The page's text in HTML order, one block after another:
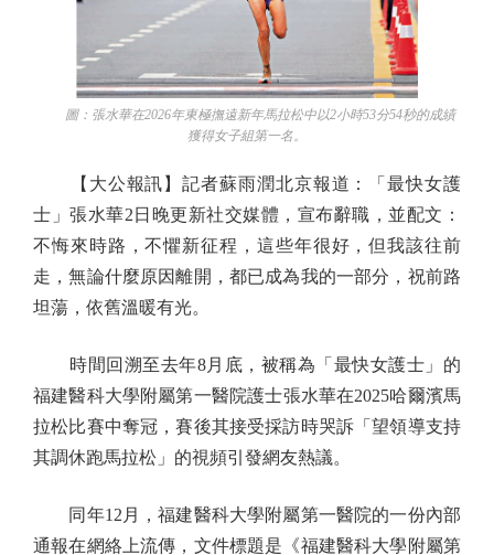
圖：張水華在2026年東極撫遠新年馬拉松中以2小時53分54秒的成績
獲得女子組第一名。
【大公報訊】記者蘇雨潤北京報道：「最快女護
士」張水華2日晚更新社交媒體，宣布辭職，並配文：
不悔來時路，不懼新征程，這些年很好，但我該往前
走，無論什麼原因離開，都已成為我的一部分，祝前路
坦蕩，依舊溫暖有光。
時間回溯至去年8月底，被稱為「最快女護士」的
福建醫科大學附屬第一醫院護士張水華在2025哈爾濱馬
拉松比賽中奪冠，賽後其接受採訪時哭訴「望領導支持
其調休跑馬拉松」的視頻引發網友熱議。
同年12月，福建醫科大學附屬第一醫院的一份內部
通報在網絡上流傳，文件標題是《福建醫科大學附屬第